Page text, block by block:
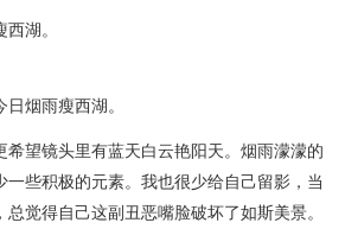
湖。
烟雨瘦西湖。
希望镜头里有蓝天白云艳阳天。烟雨濛濛的
一些积极的元素。我也很少给自己留影，当
觉得自己这副丑恶嘴脸破坏了如斯美景。